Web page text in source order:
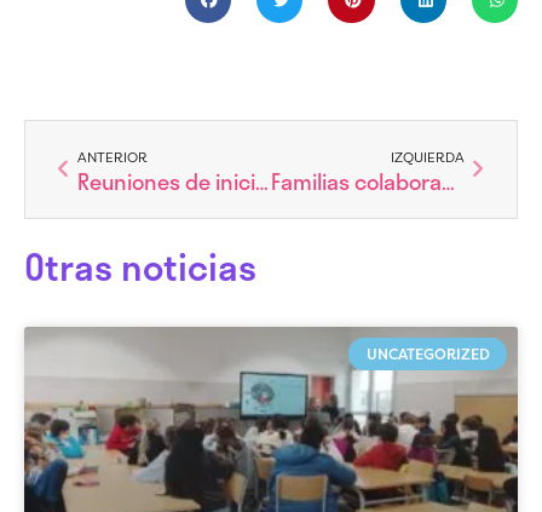
Ant
ANTERIOR
Reuniones de inicio de curso.
IZQUIERDA
Familias colaboradoras
Otras noticias
UNCATEGORIZED